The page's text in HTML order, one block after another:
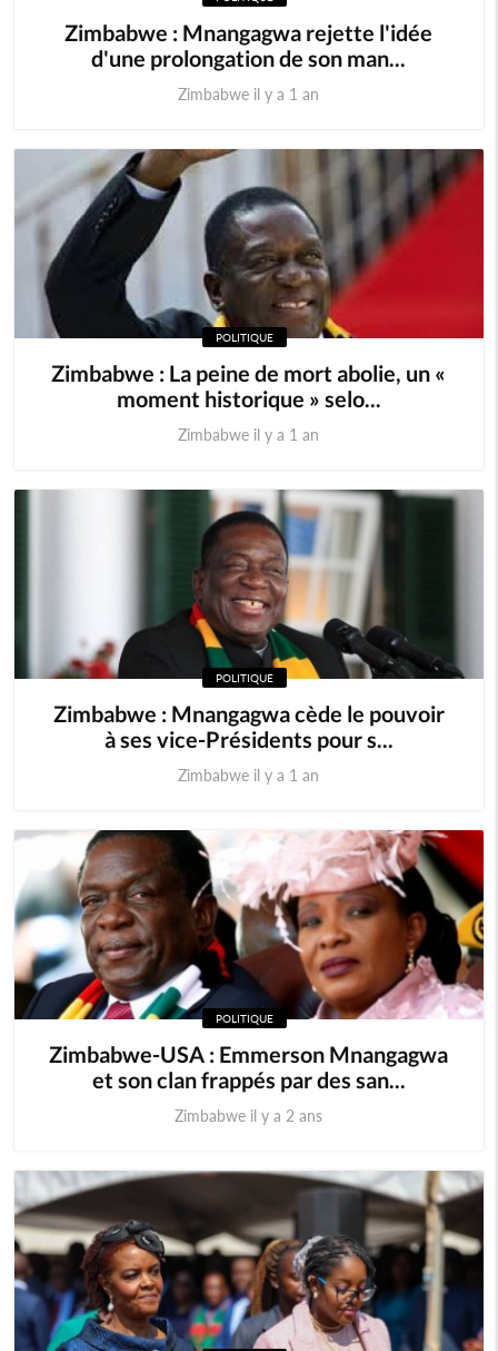
Zimbabwe : Mnangagwa rejette l'idée
d'une prolongation de son man...
Zimbabwe il y a 1 an
POLITIQUE
Zimbabwe : La peine de mort abolie, un «
moment historique » selo...
Zimbabwe il y a 1 an
POLITIQUE
Zimbabwe : Mnangagwa cède le pouvoir
à ses vice-Présidents pour s...
Zimbabwe il y a 1 an
POLITIQUE
Zimbabwe-USA : Emmerson Mnangagwa
et son clan frappés par des san...
Zimbabwe il y a 2 ans